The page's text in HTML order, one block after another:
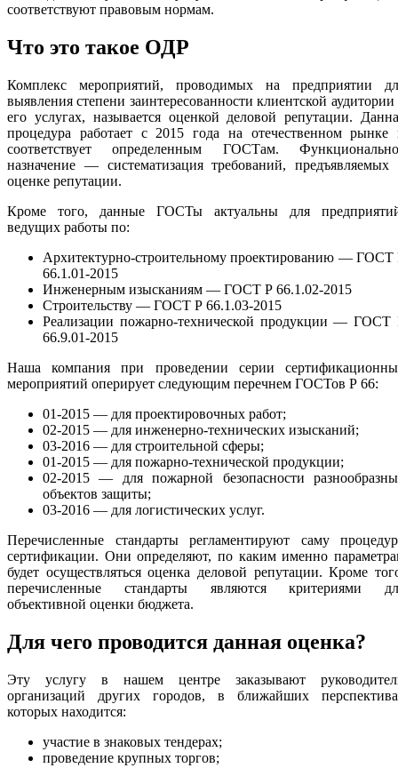
соответствуют правовым нормам.
Что это такое ОДР
Комплекс мероприятий, проводимых на предприятии
выявления степени заинтересованности клиентской аудитории
его услугах, называется оценкой деловой репутации.
процедура работает с 2015 года на отечественном рынке
соответствует определенным ГОСТам.
назначение — систематизация требований, предъявляемых
оценке репутации.
Кроме того, данные ГОСТы актуальны для
ведущих работы по:
Архитектурно-строительному проектированию — ГОСТ
66.1.01-2015
Инженерным изысканиям — ГОСТ Р 66.1.02-2015
Строительству — ГОСТ Р 66.1.03-2015
Реализации пожарно-технической продукции — ГОСТ
66.9.01-2015
Наша компания при проведении серии
мероприятий оперирует следующим перечнем ГОСТов Р 66:
01-2015 — для проектировочных работ;
02-2015 — для инженерно-технических изысканий;
03-2016 — для строительной сферы;
01-2015 — для пожарно-технической продукции;
02-2015 — для пожарной безопасности
объектов защиты;
03-2016 — для логистических услуг.
Перечисленные стандарты регламентируют саму
сертификации. Они определяют, по каким именно
будет осуществляться оценка деловой репутации. Кроме
перечисленные стандарты являются критериями
объективной оценки бюджета.
Для чего проводится данная оценка?
Эту услугу в нашем центре заказывают
организаций других городов, в ближайших
которых находится:
участие в знаковых тендерах;
проведение крупных торгов;